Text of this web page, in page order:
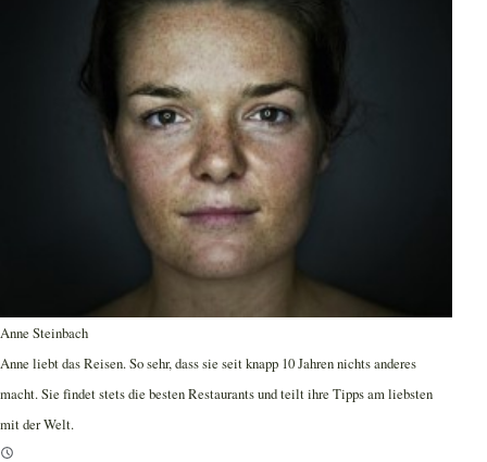
Anne Steinbach
Anne liebt das Reisen. So sehr, dass sie seit knapp 10 Jahren nichts anderes
macht. Sie findet stets die besten Restaurants und teilt ihre Tipps am liebsten
mit der Welt.